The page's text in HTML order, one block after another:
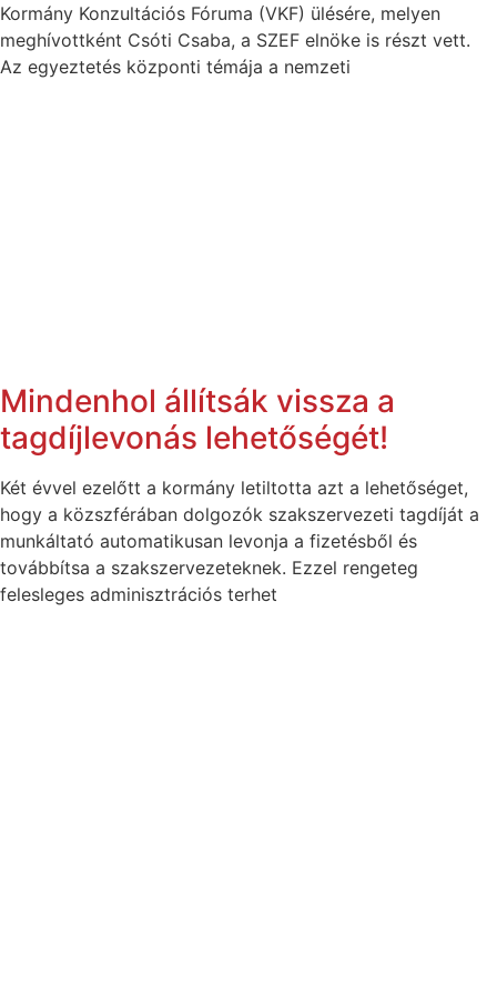
Kormány Konzultációs Fóruma (VKF) ülésére, melyen
meghívottként Csóti Csaba, a SZEF elnöke is részt vett.
Az egyeztetés központi témája a nemzeti
Mindenhol állítsák vissza a
tagdíjlevonás lehetőségét!
Két évvel ezelőtt a kormány letiltotta azt a lehetőséget,
hogy a közszférában dolgozók szakszervezeti tagdíját a
munkáltató automatikusan levonja a fizetésből és
továbbítsa a szakszervezeteknek. Ezzel rengeteg
felesleges adminisztrációs terhet